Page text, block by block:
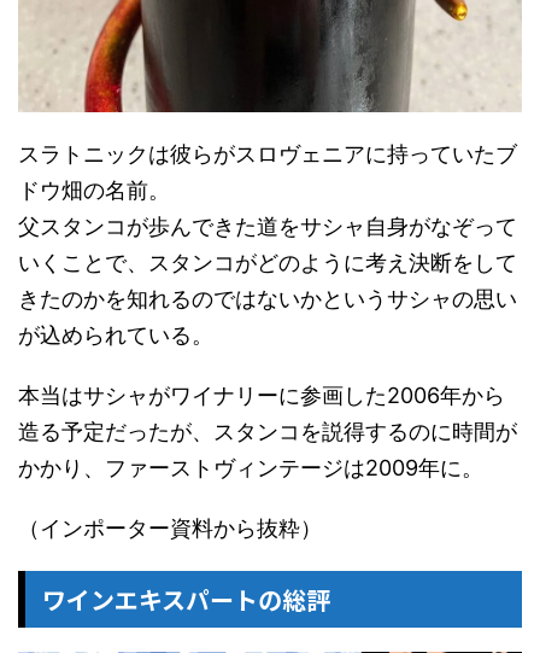
スラトニックは彼らがスロヴェニアに持っていたブ
ドウ畑の名前。
父スタンコが歩んできた道をサシャ自身がなぞって
いくことで、スタンコがどのように考え決断をして
きたのかを知れるのではないかというサシャの思い
が込められている。
本当はサシャがワイナリーに参画した2006年から
造る予定だったが、スタンコを説得するのに時間が
かかり、ファーストヴィンテージは2009年に。
（インポーター資料から抜粋）
ワインエキスパートの総評